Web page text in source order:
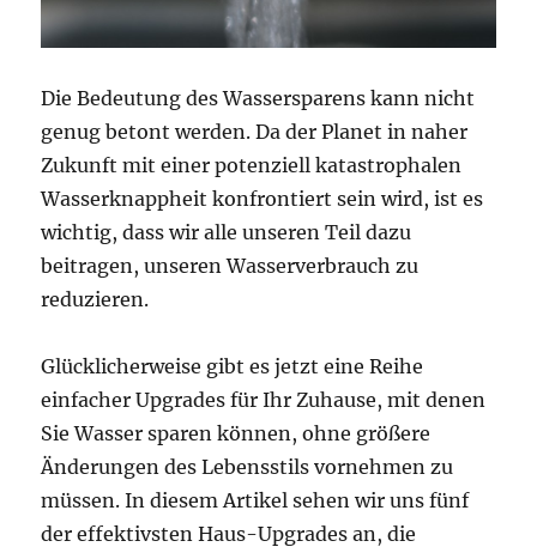
Die Bedeutung des Wassersparens kann nicht
genug betont werden. Da der Planet in naher
Zukunft mit einer potenziell katastrophalen
Wasserknappheit konfrontiert sein wird, ist es
wichtig, dass wir alle unseren Teil dazu
beitragen, unseren Wasserverbrauch zu
reduzieren.
Glücklicherweise gibt es jetzt eine Reihe
einfacher Upgrades für Ihr Zuhause, mit denen
Sie Wasser sparen können, ohne größere
Änderungen des Lebensstils vornehmen zu
müssen. In diesem Artikel sehen wir uns fünf
der effektivsten Haus-Upgrades an, die